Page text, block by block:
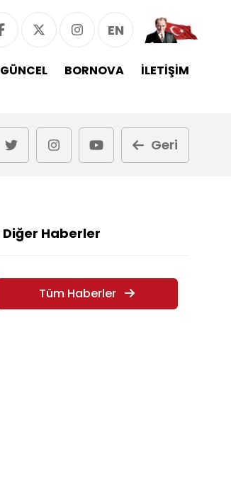
EN
GÜNCEL BORNOVA İLETİŞİM
Geri
Diğer Haberler
Tüm Haberler